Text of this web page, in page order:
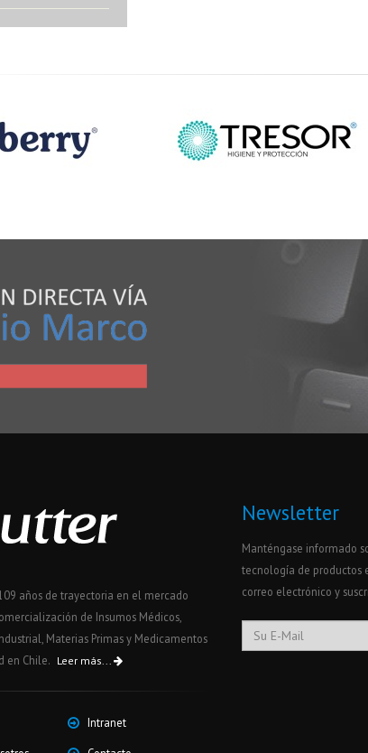
años de trayectoria en el mercado
de Insumos Médicos,
Materias Primas y Medicamentos
en Chile. Leer más...
Intranet
Newsletter
Manténgase informado
tecnología de productos
correo electrónico y